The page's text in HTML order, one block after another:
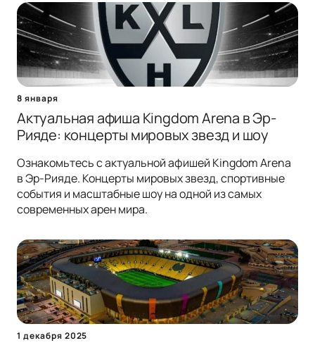
8 января
Актуальная афиша Kingdom Arena в Эр-
Рияде: концерты мировых звезд и шоу
Ознакомьтесь с актуальной афишей Kingdom Arena
в Эр-Рияде. Концерты мировых звезд, спортивные
события и масштабные шоу на одной из самых
современных арен мира.
1 декабря 2025